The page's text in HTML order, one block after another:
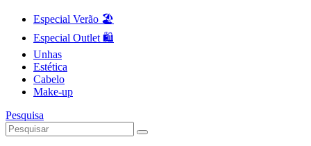
Especial Verão 🏖️
Especial Outlet 🛍️
Unhas
Estética
Cabelo
Make-up
Pesquisa